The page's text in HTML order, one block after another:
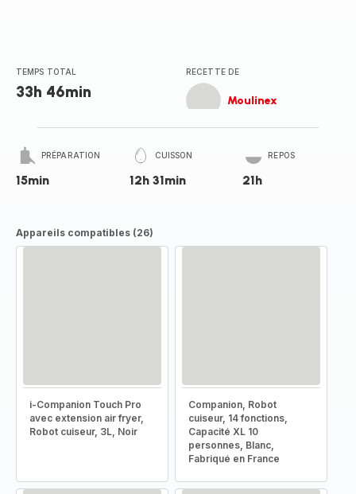
TEMPS TOTAL
33h 46min
RECETTE DE
Moulinex
PRÉPARATION
15min
CUISSON
12h 31min
REPOS
21h
Appareils compatibles (26)
i-Companion Touch Pro
avec extension air fryer,
Robot cuiseur, 3L, Noir
Companion, Robot
cuiseur, 14 fonctions,
Capacité XL 10
personnes, Blanc,
Fabriqué en France